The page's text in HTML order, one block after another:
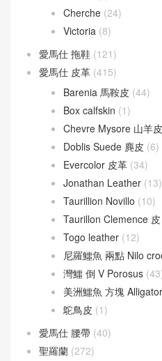
Roulis 23 (20)
Verrou(130)
Verrou 17(74)
Verrou 21 (55)
愛馬仕(60)
Berline(9)
Cherche(24)
Victoria(8)
愛馬仕 拖鞋(121)
愛馬仕 皮革(415)
Barenia 馬鞍皮(44)
Box calfskin(1)
Chevre Mysore 山羊皮
Doblis Suede 麂皮 (6)
Evercolor 皮革(34)
Jonathan Leather(13)
Taurillion Novillo
Taurillon Clemence 皮
Togo leather